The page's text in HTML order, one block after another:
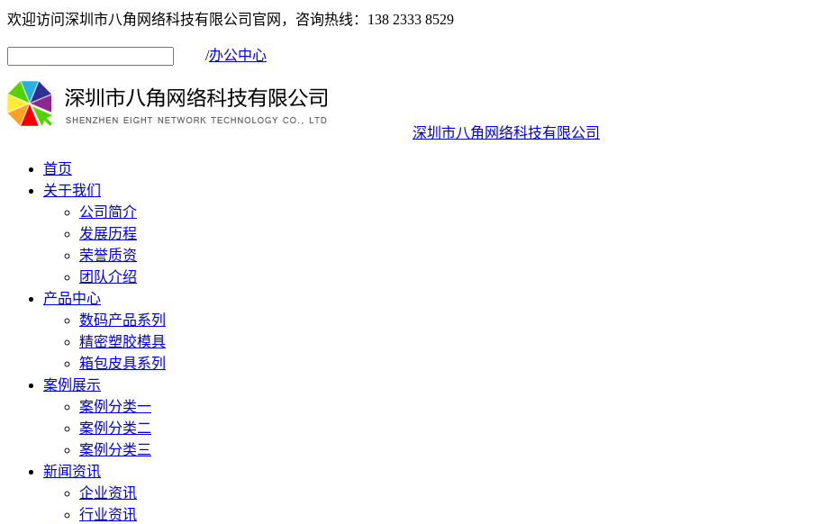
欢迎访问深圳市八角网络科技有限公司官网，咨询热线：138 2333 8529
/办公中心
深圳市八角网络科技有限公司
首页
关于我们
公司简介
发展历程
荣誉质资
团队介绍
产品中心
数码产品系列
精密塑胶模具
箱包皮具系列
案例展示
案例分类一
案例分类二
案例分类三
新闻资讯
企业资讯
行业资讯